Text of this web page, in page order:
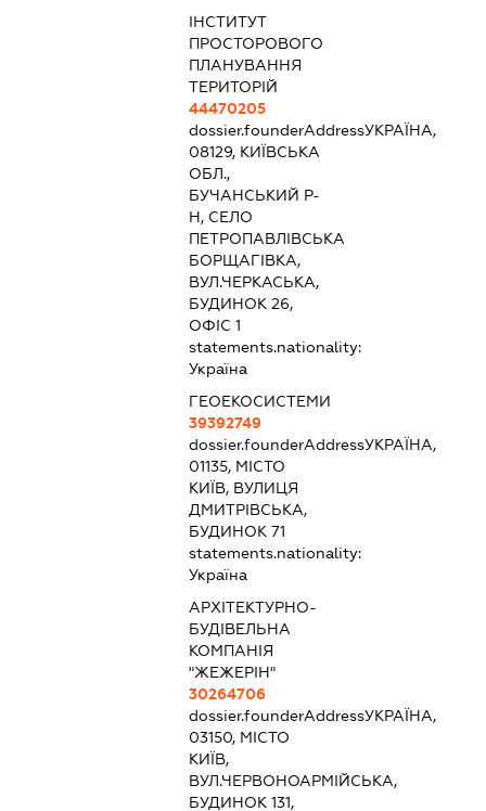
ІНСТИТУТ
ПРОСТОРОВОГО
ПЛАНУВАННЯ
ТЕРИТОРІЙ
44470205
dossier.founderAddressУКРАЇНА,
08129, КИЇВСЬКА
ОБЛ.,
БУЧАНСЬКИЙ Р-
Н, СЕЛО
ПЕТРОПАВЛІВСЬКА
БОРЩАГІВКА,
ВУЛ.ЧЕРКАСЬКА,
БУДИНОК 26,
ОФІС 1
statements.nationality:
Україна
ГЕОЕКОСИСТЕМИ
39392749
dossier.founderAddressУКРАЇНА,
01135, МІСТО
КИЇВ, ВУЛИЦЯ
ДМИТРІВСЬКА,
БУДИНОК 71
statements.nationality:
Україна
АРХІТЕКТУРНО-
БУДІВЕЛЬНА
КОМПАНІЯ
"ЖЕЖЕРІН"
30264706
dossier.founderAddressУКРАЇНА,
03150, МІСТО
КИЇВ,
ВУЛ.ЧЕРВОНОАРМІЙСЬКА,
БУДИНОК 131,